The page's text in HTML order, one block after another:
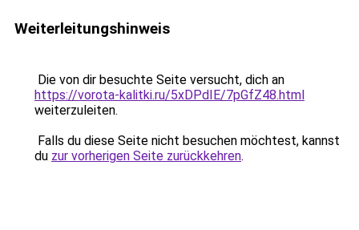
Weiterleitungshinweis
Die von dir besuchte Seite versucht, dich an
https://vorota-kalitki.ru/5xDPdIE/7pGfZ48.html
weiterzuleiten.
Falls du diese Seite nicht besuchen möchtest, kannst
du zur vorherigen Seite zurückkehren.